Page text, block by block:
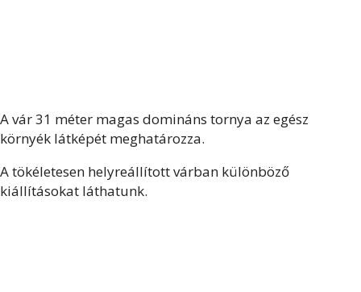
A vár 31 méter magas domináns tornya az egész
környék látképét meghatározza.
A tökéletesen helyreállított várban különböző
kiállításokat láthatunk.